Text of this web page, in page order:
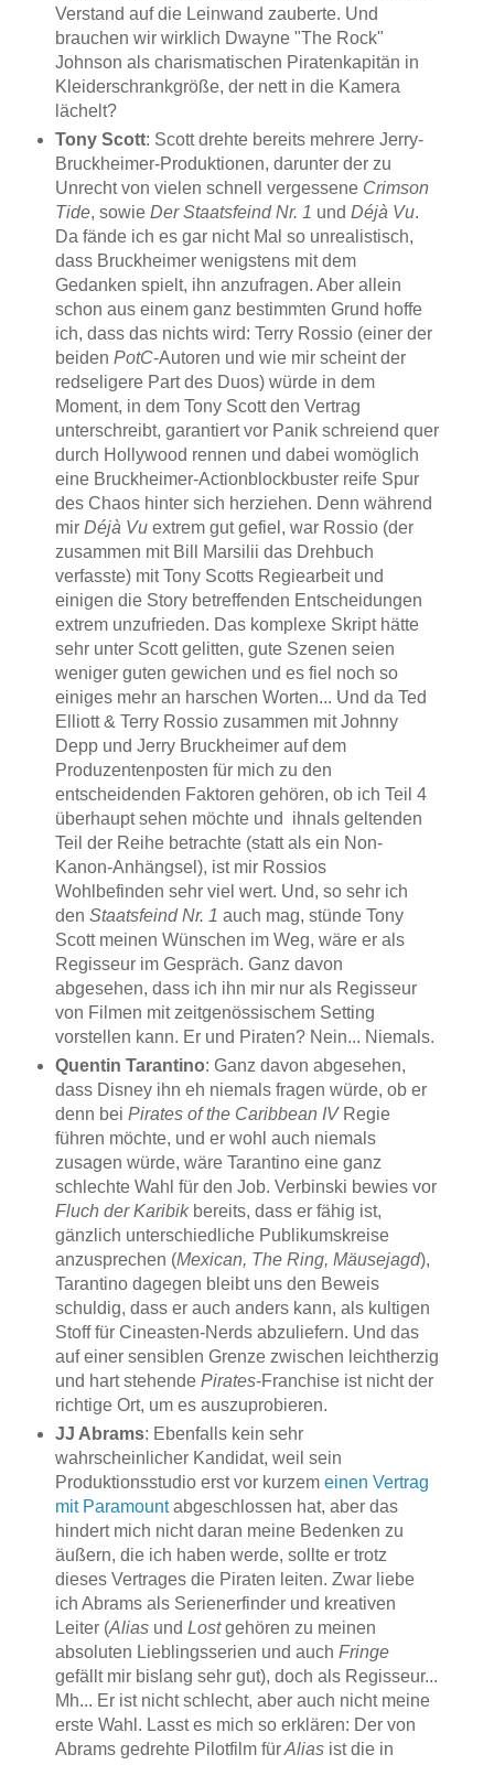
Verstand auf die Leinwand zauberte. Und
brauchen wir wirklich Dwayne "The Rock"
Johnson als charismatischen Piratenkapitän in
Kleiderschrankgröße, der nett in die Kamera
lächelt?
Tony Scott: Scott drehte bereits mehrere Jerry-
Bruckheimer-Produktionen, darunter der zu
Unrecht von vielen schnell vergessene Crimson
Tide, sowie Der Staatsfeind Nr. 1 und Déjà Vu.
Da fände ich es gar nicht Mal so unrealistisch,
dass Bruckheimer wenigstens mit dem
Gedanken spielt, ihn anzufragen. Aber allein
schon aus einem ganz bestimmten Grund hoffe
ich, dass das nichts wird: Terry Rossio (einer der
beiden PotC-Autoren und wie mir scheint der
redseligere Part des Duos) würde in dem
Moment, in dem Tony Scott den Vertrag
unterschreibt, garantiert vor Panik schreiend quer
durch Hollywood rennen und dabei womöglich
eine Bruckheimer-Actionblockbuster reife Spur
des Chaos hinter sich herziehen. Denn während
mir Déjà Vu extrem gut gefiel, war Rossio (der
zusammen mit Bill Marsilii das Drehbuch
verfasste) mit Tony Scotts Regiearbeit und
einigen die Story betreffenden Entscheidungen
extrem unzufrieden. Das komplexe Skript hätte
sehr unter Scott gelitten, gute Szenen seien
weniger guten gewichen und es fiel noch so
einiges mehr an harschen Worten... Und da Ted
Elliott & Terry Rossio zusammen mit Johnny
Depp und Jerry Bruckheimer auf dem
Produzentenposten für mich zu den
entscheidenden Faktoren gehören, ob ich Teil 4
überhaupt sehen möchte und ihnals geltenden
Teil der Reihe betrachte (statt als ein Non-
Kanon-Anhängsel), ist mir Rossios
Wohlbefinden sehr viel wert. Und, so sehr ich
den Staatsfeind Nr. 1 auch mag, stünde Tony
Scott meinen Wünschen im Weg, wäre er als
Regisseur im Gespräch. Ganz davon
abgesehen, dass ich ihn mir nur als Regisseur
von Filmen mit zeitgenössischem Setting
vorstellen kann. Er und Piraten? Nein... Niemals.
Quentin Tarantino: Ganz davon abgesehen,
dass Disney ihn eh niemals fragen würde, ob er
denn bei Pirates of the Caribbean IVRegie
führen möchte, und er wohl auch niemals
zusagen würde, wäre Tarantino eine ganz
schlechte Wahl für den Job. Verbinski bewies vor
Fluch der Karibikbereits, dass er fähig ist,
gänzlich unterschiedliche Publikumskreise
anzusprechen (Mexican, The Ring, Mäusejagd),
Tarantino dagegen bleibt uns den Beweis
schuldig, dass er auch anders kann, als kultigen
Stoff für Cineasten-Nerds abzuliefern. Und das
auf einer sensiblen Grenze zwischen leichtherzig
und hart stehende Pirates-Franchise ist nicht der
richtige Ort, um es auszuprobieren.
JJ Abrams: Ebenfalls kein sehr
wahrscheinlicher Kandidat, weil sein
Produktionsstudio erst vor kurzem einen Vertrag
mit Paramountabgeschlossen hat, aber das
hindert mich nicht daran meine Bedenken zu
äußern, die ich haben werde, sollte er trotz
dieses Vertrages die Piraten leiten. Zwar liebe
ich Abrams als Serienerfinder und kreativen
Leiter (Aliasund Lostgehören zu meinen
absoluten Lieblingsserien und auch Fringe
gefällt mir bislang sehr gut), doch als Regisseur...
Mh... Er ist nicht schlecht, aber auch nicht meine
erste Wahl. Lasst es mich so erklären: Der von
Abrams gedrehte Pilotfilm fürAlias ist die in